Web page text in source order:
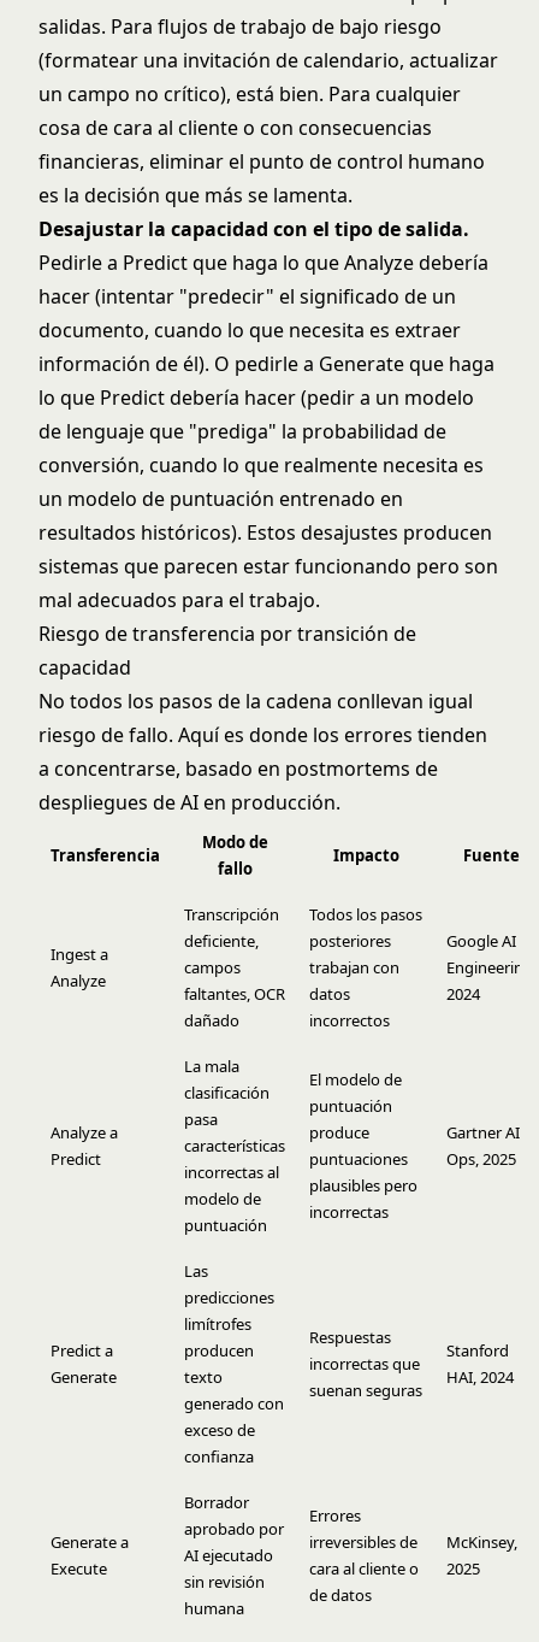
salidas. Para flujos de trabajo de bajo riesgo
(formatear una invitación de calendario, actualizar
un campo no crítico), está bien. Para cualquier
cosa de cara al cliente o con consecuencias
financieras, eliminar el punto de control humano
es la decisión que más se lamenta.
Desajustar la capacidad con el tipo de salida.
Pedirle a Predict que haga lo que Analyze debería
hacer (intentar "predecir" el significado de un
documento, cuando lo que necesita es extraer
información de él). O pedirle a Generate que haga
lo que Predict debería hacer (pedir a un modelo
de lenguaje que "prediga" la probabilidad de
conversión, cuando lo que realmente necesita es
un modelo de puntuación entrenado en
resultados históricos). Estos desajustes producen
sistemas que parecen estar funcionando pero son
mal adecuados para el trabajo.
Riesgo de transferencia por transición de
capacidad
No todos los pasos de la cadena conllevan igual
riesgo de fallo. Aquí es donde los errores tienden
a concentrarse, basado en postmortems de
despliegues de AI en producción.
Transferencia
Modo de
fallo
Impacto Fuente
Ingest a
Analyze
Transcripción
deficiente,
campos
faltantes, OCR
dañado
Todos los pasos
posteriores
trabajan con
datos
incorrectos
Google AI
Engineering,
2024
Analyze a
Predict
La mala
clasificación
pasa
características
incorrectas al
modelo de
puntuación
El modelo de
puntuación
produce
puntuaciones
plausibles pero
incorrectas
Gartner AI
Ops, 2025
Predict a
Generate
Las
predicciones
limítrofes
producen
texto
generado con
exceso de
confianza
Respuestas
incorrectas que
suenan seguras
Stanford
HAI, 2024
Generate a
Execute
Borrador
aprobado por
AI ejecutado
sin revisión
humana
Errores
irreversibles de
cara al cliente o
de datos
McKinsey,
2025